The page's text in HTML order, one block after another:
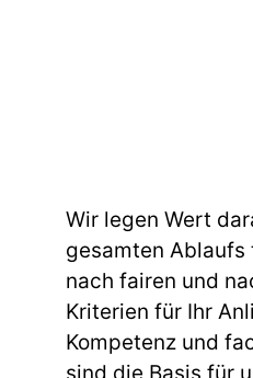
Wir legen Wert
gesamten
nach fairen und
Kriterien für Ihr
Kompetenz und
sind die Basis für